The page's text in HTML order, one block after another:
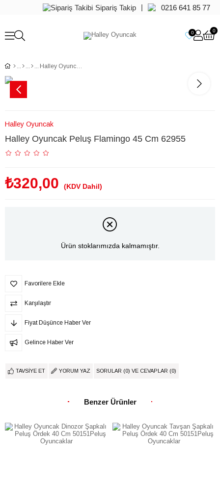
Sipariş Takip | 0216 641 85 77
0 0
Halley Oyuncak Peluş Flamingo 45 Cm 62955
Halley Oyuncak
Halley Oyuncak Peluş Flamingo 45 Cm 62955
₺320,00 (KDV Dahil)
Ürün stoklarımızda kalmamıştır.
Favorilere Ekle
Karşılaştır
Fiyat Düşünce Haber Ver
Gelince Haber Ver
TAVSIYE ET YORUM YAZ SORULAR (0) VE CEVAPLAR (0)
Benzer Ürünler